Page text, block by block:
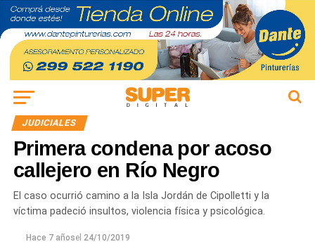
JUDICIALES
Primera condena por acoso
callejero en Río Negro
El caso ocurrió camino a la Isla Jordán de Cipolletti y la
víctima padeció insultos, violencia física y psicológica.
Hace 7 añosel 24/10/2019